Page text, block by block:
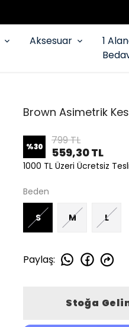
Aksesuar
1
Brown Asimetrik
%30 799 TL
559,30 TL
1000 TL Üzeri Ücretsiz
Beden
S M L
Paylaş:
Stoğa